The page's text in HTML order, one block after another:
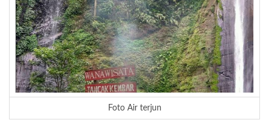
Foto Air terjun